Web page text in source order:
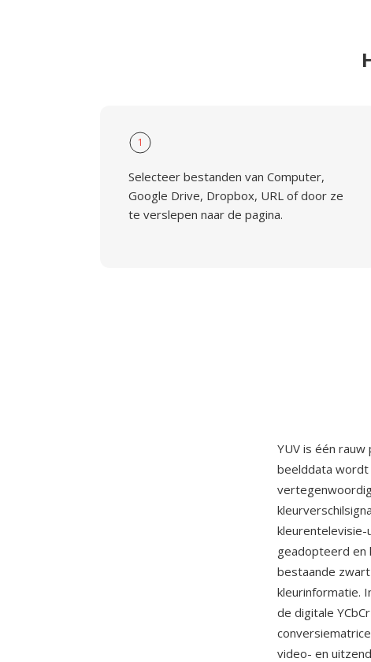
1
Selecteer bestanden van Computer,
Google Drive, Dropbox, URL of door ze
te verslepen naar de pagina.
YUV is één
beelddata wordt
geadopteerd
bestaande
kleurinformatie.
de digitale
video- en